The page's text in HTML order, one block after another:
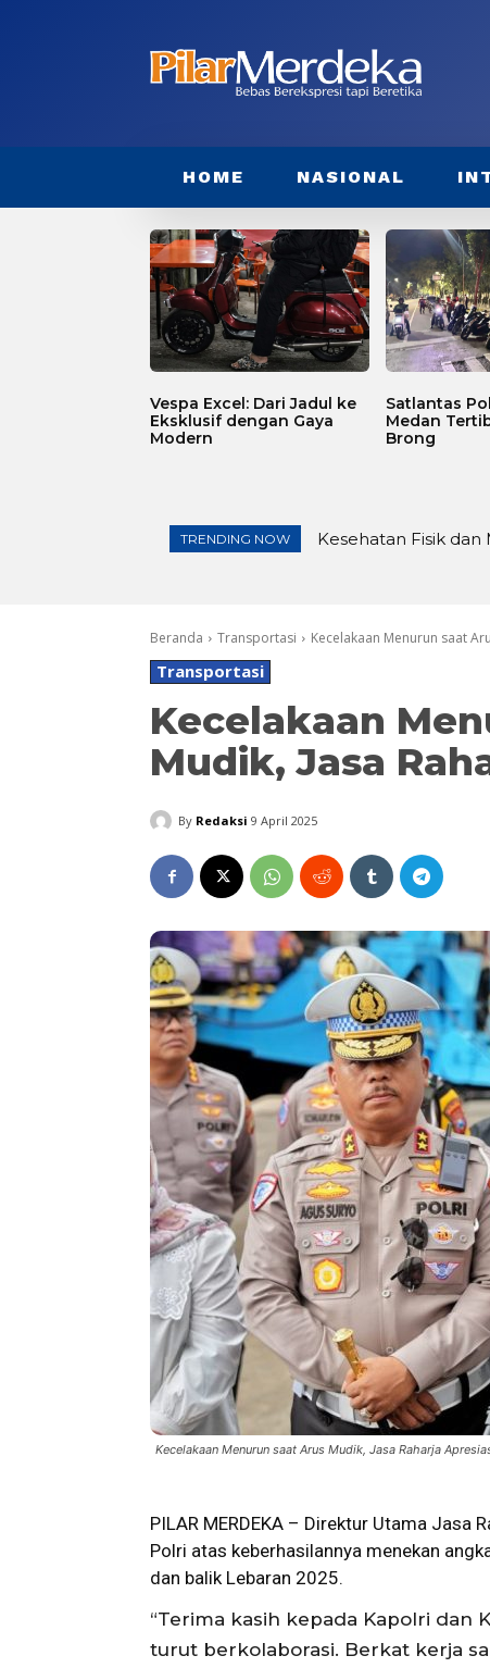
HOME NASIONAL
Vespa Excel: Dari Jadul ke
Eksklusif dengan Gaya
Modern
Satlantas
Medan
Brong
TRENDING NOW Kesehatan Fisik
Pembangunan
Beranda Transportasi Kecelakaan Menurun saat
Transportasi
Kecelakaan
Mudik, Jasa
By Redaksi 9 April 2025
Kecelakaan Menurun saat Arus Mudik, Jasa Raharja
PILAR MERDEKA – Direktur Utama Jasa
Polri atas keberhasilannya menekan
dan balik Lebaran 2025.
“Terima kasih kepada Kapolri dan
turut berkolaborasi. Berkat kerja